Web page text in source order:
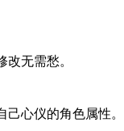
无需愁。
心仪的角色属性。